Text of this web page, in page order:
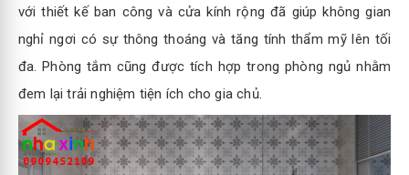
với thiết kế ban công và cửa kính rộng đã giúp không gian
nghỉ ngơi có sự thông thoáng và tăng tính thẩm mỹ lên tối
đa. Phòng tắm cũng được tích hợp trong phòng ngủ nhằm
đem lại trải nghiệm tiện ích cho gia chủ.